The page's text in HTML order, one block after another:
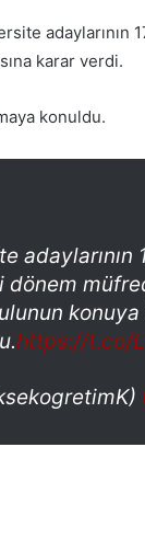
adaylarının
karar verdi.
konuldu.
adaylarının
dönem
konuya
https://t.co/